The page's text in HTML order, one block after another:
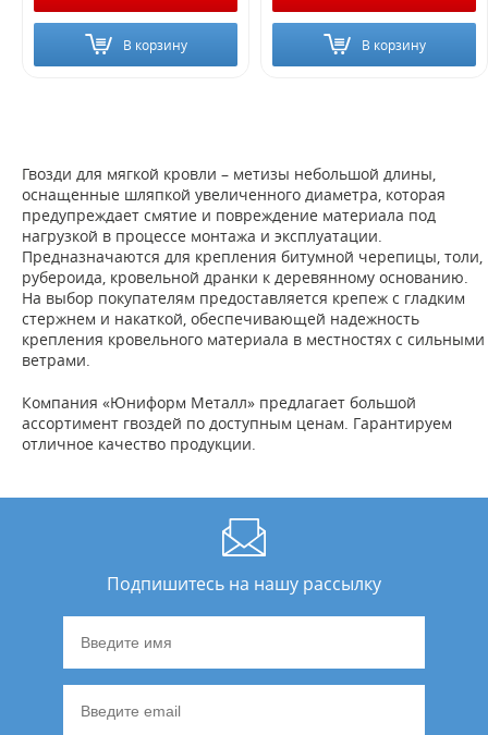
В корзину В корзину
Гвозди для мягкой кровли – метизы небольшой длины,
оснащенные шляпкой увеличенного диаметра, которая
предупреждает смятие и повреждение материала под
нагрузкой в процессе монтажа и эксплуатации.
Предназначаются для крепления битумной черепицы, толи,
рубероида, кровельной дранки к деревянному основанию.
На выбор покупателям предоставляется крепеж с гладким
стержнем и накаткой, обеспечивающей надежность
крепления кровельного материала в местностях с сильными
ветрами.
Компания «Юниформ Металл» предлагает большой
ассортимент гвоздей по доступным ценам. Гарантируем
отличное качество продукции.
Подпишитесь на нашу рассылку